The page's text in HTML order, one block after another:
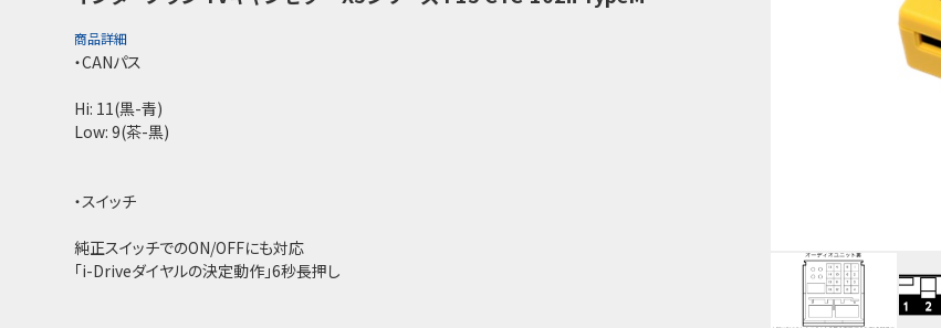
商品詳細
・CANパス
Hi: 11(黒-青)
Low: 9(茶-黒)
・スイッチ
純正スイッチでのON/OFFにも対応
「i-Driveダイヤルの決定動作」6秒長押し